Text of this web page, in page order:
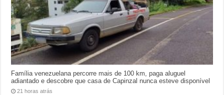
Família venezuelana percorre mais de 100 km, paga aluguel
adiantado e descobre que casa de Capinzal nunca esteve disponível
21 horas atrás